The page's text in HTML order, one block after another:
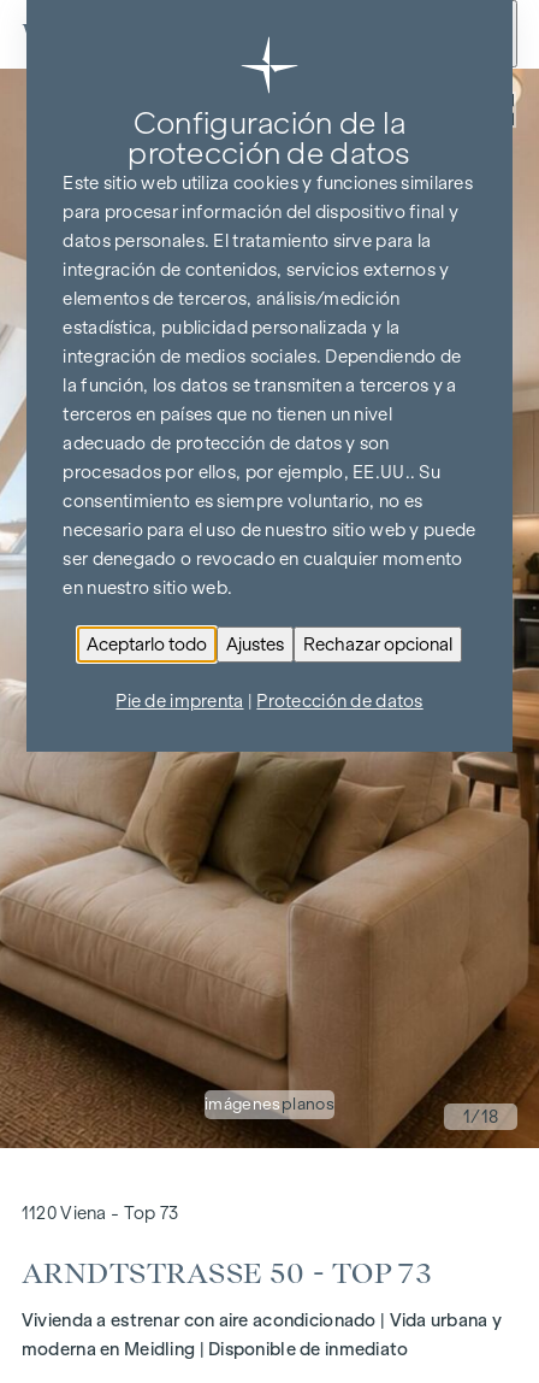
Ir al contenido
imágenes planos
1/18
1120 Viena - Top 73
ARNDTSTRASSE 50 - TOP 73
Vivienda a estrenar con aire acondicionado | Vida urbana y
moderna en Meidling | Disponible de inmediato
Configuración de la
protección de datos
Este sitio web utiliza cookies y funciones similares
para procesar información del dispositivo final y
datos personales. El tratamiento sirve para la
integración de contenidos, servicios externos y
elementos de terceros, análisis/medición
estadística, publicidad personalizada y la
integración de medios sociales. Dependiendo de
la función, los datos se transmiten a terceros y a
terceros en países que no tienen un nivel
adecuado de protección de datos y son
procesados por ellos, por ejemplo, EE.UU.. Su
consentimiento es siempre voluntario, no es
necesario para el uso de nuestro sitio web y puede
ser denegado o revocado en cualquier momento
en nuestro sitio web.
Aceptarlo todo Ajustes Rechazar opcional
Pie de imprenta Protección de datos